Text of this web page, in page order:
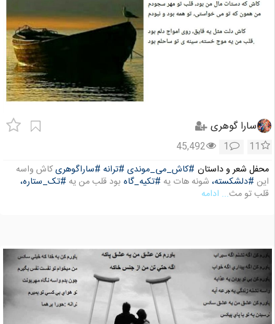
سارا گوهری
11
1
45,492
محفل شعر و داستان #کاش_می_موندی #ترانه #ساراگوهریکاش واسه
این #دلشکسته، شونه هات یه #تکیه_گاه بود قلب من یه #تک_ستاره،
قلب تو مث... ادامه